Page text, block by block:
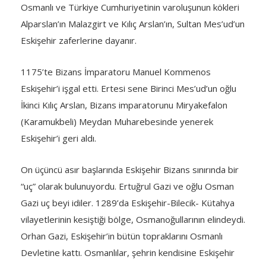
Osmanlı ve Türkiye Cumhuriyetinin varoluşunun kökleri
Alparslan’ın Malazgirt ve Kılıç Arslan’ın, Sultan Mes’ud’un
Eskişehir zaferlerine dayanır.
1175’te Bizans İmparatoru Manuel Kommenos
Eskişehir’i işgal etti. Ertesi sene Birinci Mes’ud’un oğlu
İkinci Kılıç Arslan, Bizans imparatorunu Miryakefalon
(Karamukbeli) Meydan Muharebesinde yenerek
Eskişehir’i geri aldı.
On üçüncü asır başlarında Eskişehir Bizans sınırında bir
“uç” olarak bulunuyordu. Ertuğrul Gazi ve oğlu Osman
Gazi uç beyi idiler. 1289’da Eskişehir-Bilecik- Kütahya
vilayetlerinin kesiştiği bölge, Osmanoğullarının elindeydi.
Orhan Gazi, Eskişehir’in bütün topraklarını Osmanlı
Devletine kattı. Osmanlılar, şehrin kendisine Eskişehir